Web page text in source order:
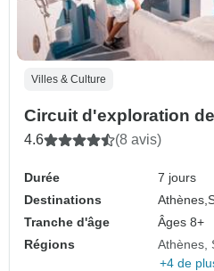
Villes & Culture
Circuit d'exploration
4.6 (8 avis)
Durée
7 jours
Destinations
Athènes,
Tranche d'âge
Âges 8+
Régions
Athènes,
+4 de